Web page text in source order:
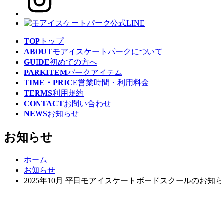
TOP トップ
ABOUTモアイスケートパークについて
GUIDE初めての方へ
PARKITEMパークアイテム
TIME・PRICE営業時間・利用料金
TERMS利用規約
CONTACTお問い合わせ
NEWSお知らせ
お知らせ
ホーム
お知らせ
2025年10月 平日モアイスケートボードスクールのお知